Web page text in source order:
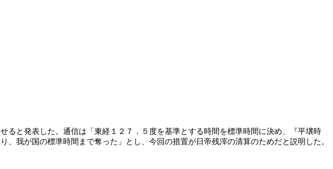
と発表した。通信は「東経１２７．５度を基準とする時間を標準時間に決め、『平壌時
我が国の標準時間まで奪った」とし、今回の措置が日帝残滓の清算のためだと説明した。